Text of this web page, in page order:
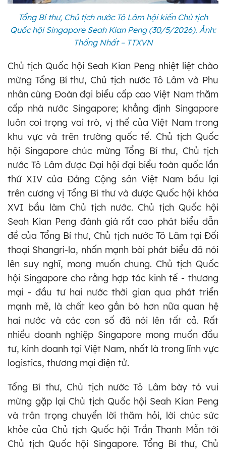
Tổng Bí thư, Chủ tịch nước Tô Lâm hội kiến Chủ tịch
Quốc hội Singapore Seah Kian Peng (30/5/2026). Ảnh:
Thống Nhất – TTXVN
Chủ tịch Quốc hội Seah Kian Peng nhiệt liệt chào
mừng Tổng Bí thư, Chủ tịch nước Tô Lâm và Phu
nhân cùng Đoàn đại biểu cấp cao Việt Nam thăm
cấp nhà nước Singapore; khẳng định Singapore
luôn coi trọng vai trò, vị thế của Việt Nam trong
khu vực và trên trường quốc tế. Chủ tịch Quốc
hội Singapore chúc mừng Tổng Bí thư, Chủ tịch
nước Tô Lâm được Đại hội đại biểu toàn quốc lần
thứ XIV của Đảng Cộng sản Việt Nam bầu lại
trên cương vị Tổng Bí thư và được Quốc hội khóa
XVI bầu làm Chủ tịch nước. Chủ tịch Quốc hội
Seah Kian Peng đánh giá rất cao phát biểu dẫn
đề của Tổng Bí thư, Chủ tịch nước Tô Lâm tại Đối
thoại Shangri-la, nhấn mạnh bài phát biểu đã nói
lên suy nghĩ, mong muốn chung. Chủ tịch Quốc
hội Singapore cho rằng hợp tác kinh tế - thương
mại - đầu tư hai nước thời gian qua phát triển
mạnh mẽ, là chất keo gắn bó hơn nữa quan hệ
hai nước và các con số đã nói lên tất cả. Rất
nhiều doanh nghiệp Singapore mong muốn đầu
tư, kinh doanh tại Việt Nam, nhất là trong lĩnh vực
logistics, thương mại điện tử.
Tổng Bí thư, Chủ tịch nước Tô Lâm bày tỏ vui
mừng gặp lại Chủ tịch Quốc hội Seah Kian Peng
và trân trọng chuyển lời thăm hỏi, lời chúc sức
khỏe của Chủ tịch Quốc hội Trần Thanh Mẫn tới
Chủ tịch Quốc hội Singapore. Tổng Bí thư, Chủ